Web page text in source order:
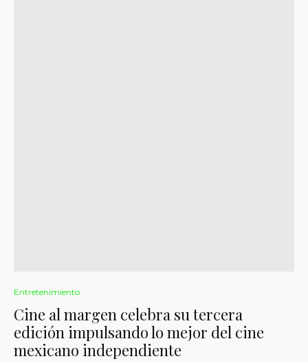
Entretenimiento
Cine al margen celebra su tercera
edición impulsando lo mejor del cine
mexicano independiente